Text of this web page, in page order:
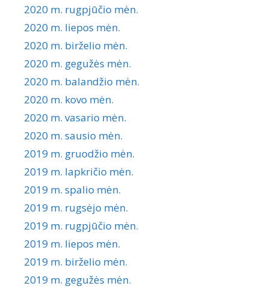
2020 m. rugpjūčio mėn.
2020 m. liepos mėn.
2020 m. birželio mėn.
2020 m. gegužės mėn.
2020 m. balandžio mėn.
2020 m. kovo mėn.
2020 m. vasario mėn.
2020 m. sausio mėn.
2019 m. gruodžio mėn.
2019 m. lapkričio mėn.
2019 m. spalio mėn.
2019 m. rugsėjo mėn.
2019 m. rugpjūčio mėn.
2019 m. liepos mėn.
2019 m. birželio mėn.
2019 m. gegužės mėn.